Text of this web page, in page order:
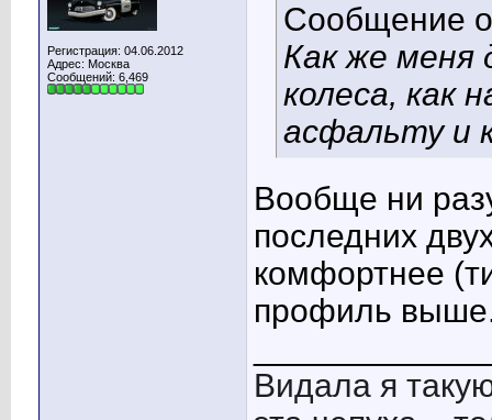
Регистрация: 04.06.2012
Адрес: Москва
Сообщений: 6,469
Сообщение
Как же меня
колеса, как
асфальту и
Вообще ни
последних
комфортнее
профиль
Видала я